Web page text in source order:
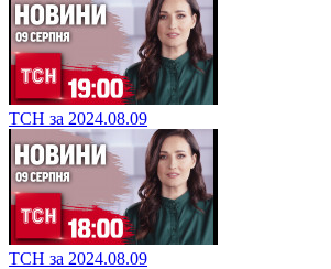
ТСН за 2024.08.09
ТСН за 2024.08.09